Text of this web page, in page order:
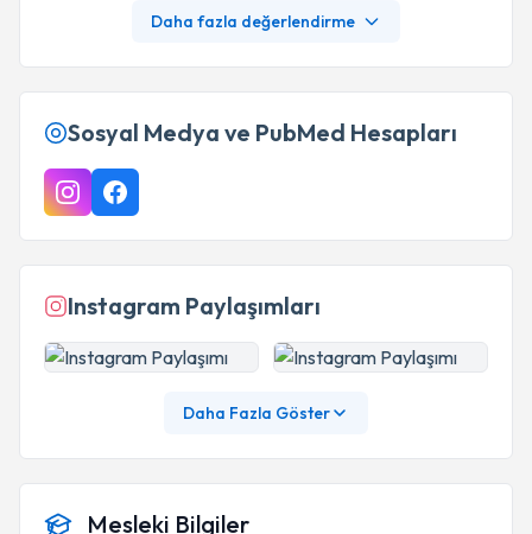
Kendisine çok teşekkür ediyorum.
Daha fazla değerlendirme
Sosyal Medya ve PubMed Hesapları
Instagram Paylaşımları
Daha Fazla Göster
Mesleki Bilgiler